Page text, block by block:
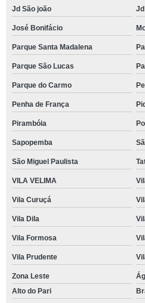
Jd São joão
José Bonifácio
Parque Santa Madalena
Parque São Lucas
Parque do Carmo
Penha de França
Pirambóia
Sapopemba
São Miguel Paulista
VILA VELIMA
Vila Curuçá
Vila Dila
Vila Formosa
Vila Prudente
Zona Leste
Alto do Pari